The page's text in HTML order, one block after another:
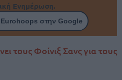
Ενημέρωση.
στην Google
τους Φοίνιξ Σανς για τους